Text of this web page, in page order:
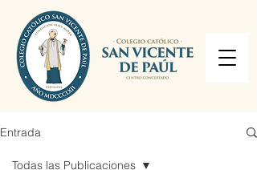
Entrada
Todas las Publicaciones